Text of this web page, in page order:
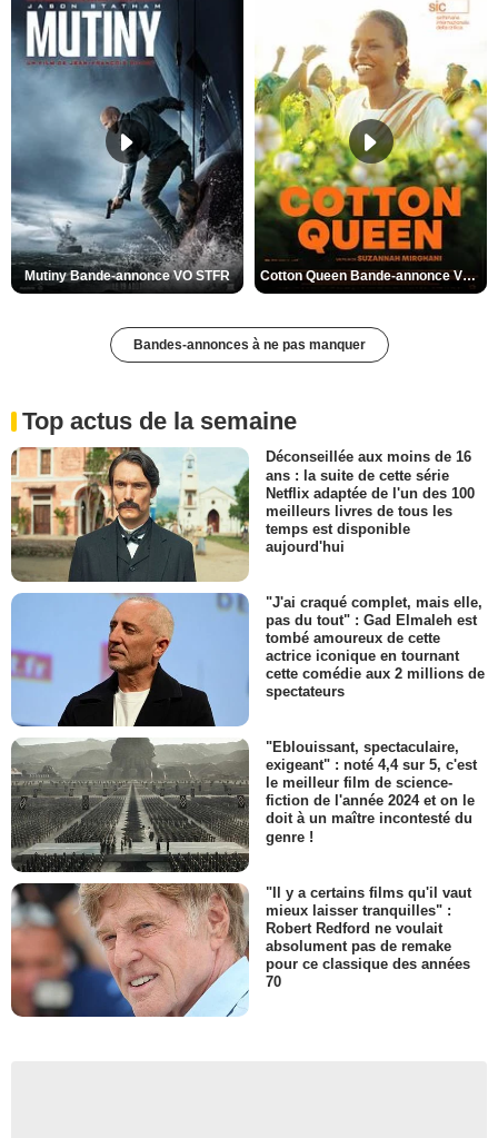
Mutiny Bande-annonce VO STFR Cotton Queen Bande-annonce VO STFR
Bandes-annonces à ne pas manquer
Top actus de la semaine
Déconseillée aux moins de 16
ans : la suite de cette série
Netflix adaptée de l'un des 100
meilleurs livres de tous les
temps est disponible
aujourd'hui
"J'ai craqué complet, mais elle,
pas du tout" : Gad Elmaleh est
tombé amoureux de cette
actrice iconique en tournant
cette comédie aux 2 millions de
spectateurs
"Eblouissant, spectaculaire,
exigeant" : noté 4,4 sur 5, c'est
le meilleur film de science-
fiction de l'année 2024 et on le
doit à un maître incontesté du
genre !
"Il y a certains films qu'il vaut
mieux laisser tranquilles" :
Robert Redford ne voulait
absolument pas de remake
pour ce classique des années
70